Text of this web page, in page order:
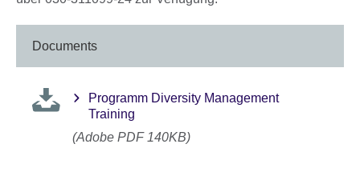
Documents
Programm Diversity Management
Training
(Adobe PDF 140KB)